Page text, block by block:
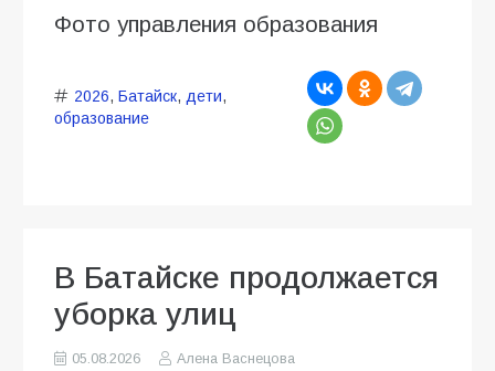
Фото управления образования
2026, Батайск, дети,
образование
В Батайске продолжается
уборка улиц
05.08.2026
Алена Васнецова